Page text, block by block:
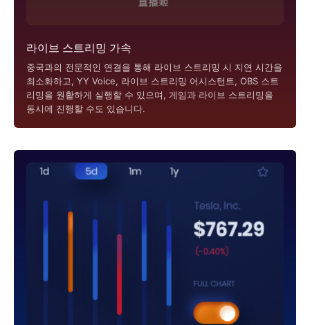
라이브 스트리밍 가속
중국과의 전문적인 연결을 통해 라이브 스트리밍 시 지연 시간을
최소화하고, YY Voice, 라이브 스트리밍 어시스턴트, OBS 스트
리밍을 원활하게 실행할 수 있으며, 게임과 라이브 스트리밍을
동시에 진행할 수도 있습니다.